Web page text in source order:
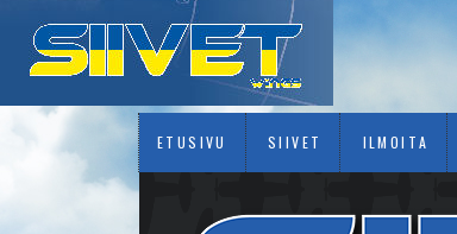
ETUSIVU SIIVET ILMOITA